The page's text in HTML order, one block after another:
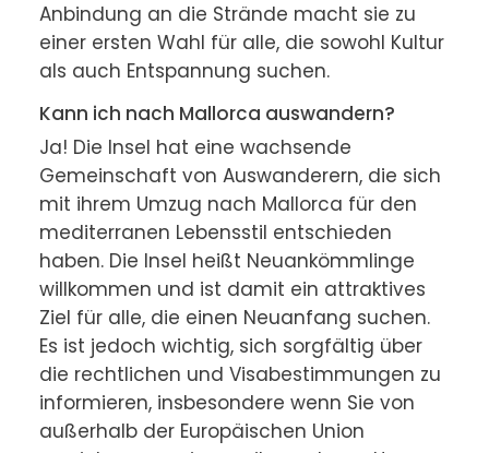
Anbindung an die Strände macht sie zu
einer ersten Wahl für alle, die sowohl Kultur
als auch Entspannung suchen.
Kann ich nach Mallorca auswandern?
Ja! Die Insel hat eine wachsende
Gemeinschaft von Auswanderern, die sich
mit ihrem Umzug nach Mallorca für den
mediterranen Lebensstil entschieden
haben. Die Insel heißt Neuankömmlinge
willkommen und ist damit ein attraktives
Ziel für alle, die einen Neuanfang suchen.
Es ist jedoch wichtig, sich sorgfältig über
die rechtlichen und Visabestimmungen zu
informieren, insbesondere wenn Sie von
außerhalb der Europäischen Union